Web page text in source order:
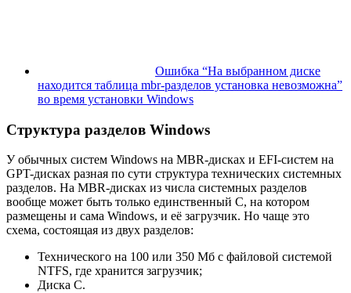
Ошибка “На выбранном диске
находится таблица mbr-разделов установка невозможна”
во время установки Windows
Структура разделов Windows
У обычных систем Windows на MBR-дисках и EFI-систем на
GPT-дисках разная по сути структура технических системных
разделов. На MBR-дисках из числа системных разделов
вообще может быть только единственный С, на котором
размещены и сама Windows, и её загрузчик. Но чаще это
схема, состоящая из двух разделов:
Технического на 100 или 350 Мб с файловой системой
NTFS, где хранится загрузчик;
Диска С.